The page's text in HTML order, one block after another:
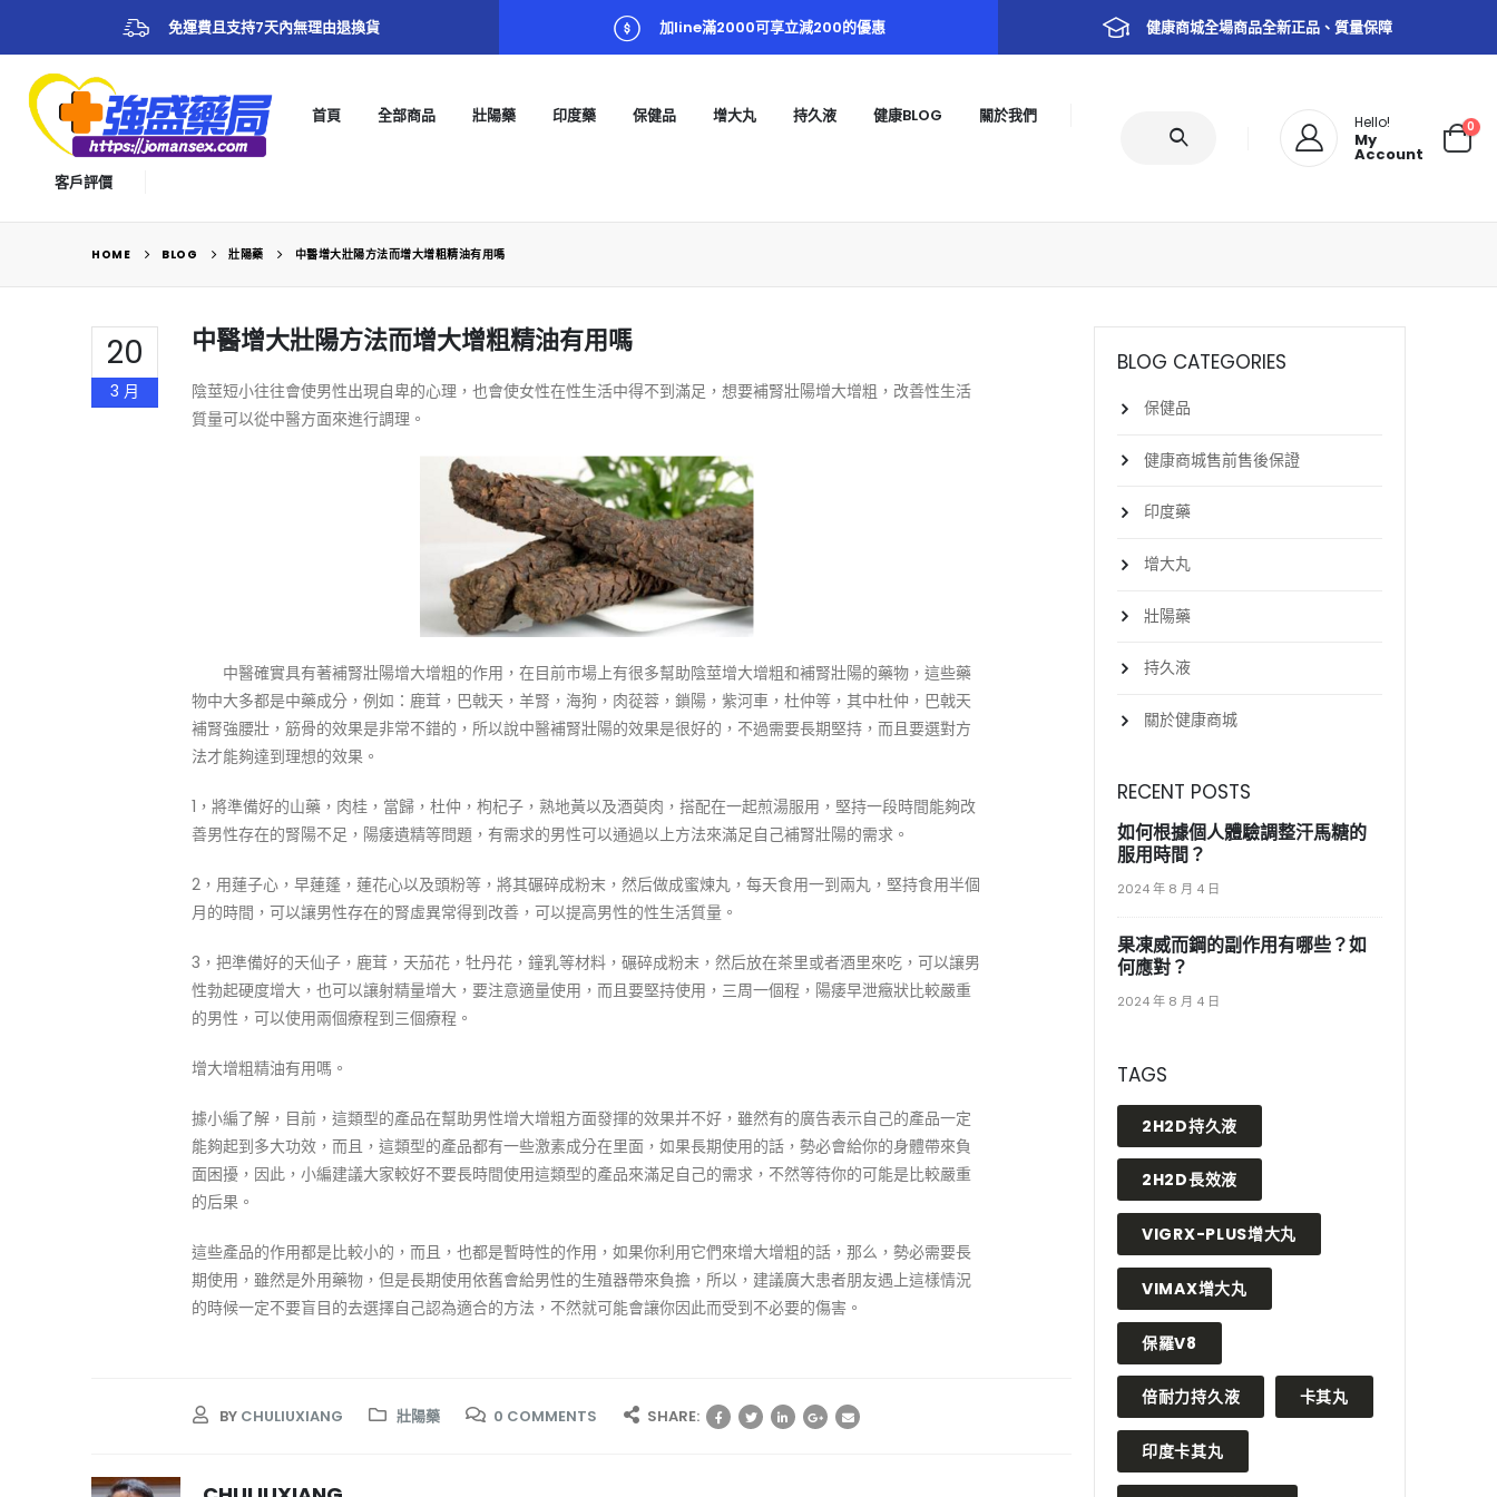
免運費且支持7天內無理由退換貨 加line滿2000可享立減200的優惠 健康商城全場商品全新正品、質量保障
首頁 全部商品 壯陽藥 印度藥 保健品 增大丸 持久液 健康BLOG 關於我們
客戶評價
Hello!
My
Account
0
HOME BLOG 壯陽藥 中醫增大壯陽方法而增大增粗精油有用嗎
20
3 月
中醫增大壯陽方法而增大增粗精油有用嗎
陰莖短小往往會使男性出現自卑的心理，也會使女性在性生活中得不到滿足，想要補腎壯陽增大增粗，改善性生活
質量可以從中醫方面來進行調理。
中醫確實具有著補腎壯陽增大增粗的作用，在目前市場上有很多幫助陰莖增大增粗和補腎壯陽的藥物，這些藥
物中大多都是中藥成分，例如：鹿茸，巴戟天，羊腎，海狗，肉蓯蓉，鎖陽，紫河車，杜仲等，其中杜仲，巴戟天
補腎強腰壯，筋骨的效果是非常不錯的，所以說中醫補腎壯陽的效果是很好的，不過需要長期堅持，而且要選對方
法才能夠達到理想的效果。
1，將準備好的山藥，肉桂，當歸，杜仲，枸杞子，熟地黃以及酒萸肉，搭配在一起煎湯服用，堅持一段時間能夠改
善男性存在的腎陽不足，陽痿遺精等問題，有需求的男性可以通過以上方法來滿足自己補腎壯陽的需求。
2，用蓮子心，早蓮蓬，蓮花心以及頭粉等，將其碾碎成粉末，然后做成蜜煉丸，每天食用一到兩丸，堅持食用半個
月的時間，可以讓男性存在的腎虛異常得到改善，可以提高男性的性生活質量。
3，把準備好的天仙子，鹿茸，天茄花，牡丹花，鐘乳等材料，碾碎成粉末，然后放在茶里或者酒里來吃，可以讓男
性勃起硬度增大，也可以讓射精量增大，要注意適量使用，而且要堅持使用，三周一個程，陽痿早泄癥狀比較嚴重
的男性，可以使用兩個療程到三個療程。
增大增粗精油有用嗎。
據小編了解，目前，這類型的產品在幫助男性增大增粗方面發揮的效果并不好，雖然有的廣告表示自己的產品一定
能夠起到多大功效，而且，這類型的產品都有一些激素成分在里面，如果長期使用的話，勢必會給你的身體帶來負
面困擾，因此，小編建議大家較好不要長時間使用這類型的產品來滿足自己的需求，不然等待你的可能是比較嚴重
的后果。
這些產品的作用都是比較小的，而且，也都是暫時性的作用，如果你利用它們來增大增粗的話，那么，勢必需要長
期使用，雖然是外用藥物，但是長期使用依舊會給男性的生殖器帶來負擔，所以，建議廣大患者朋友遇上這樣情況
的時候一定不要盲目的去選擇自己認為適合的方法，不然就可能會讓你因此而受到不必要的傷害。
BY CHULIUXIANG 壯陽藥 0 COMMENTS SHARE:
BLOG CATEGORIES
保健品
健康商城售前售後保證
印度藥
增大丸
壯陽藥
持久液
關於健康商城
RECENT POSTS
如何根據個人體驗調整汗馬糖的
服用時間？
2024 年 8 月 4 日
果凍威而鋼的副作用有哪些？如
何應對？
2024 年 8 月 4 日
TAGS
2H2D持久液
2H2D長效液
VIGRX-PLUS增大丸
VIMAX增大丸
保羅V8
倍耐力持久液 卡其丸
印度卡其丸